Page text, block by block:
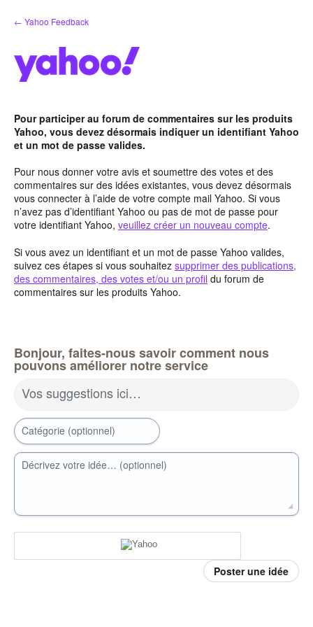
Aller
au
← Yahoo Feedback
Pour participer au forum de commentaires sur les produits
Yahoo, vous devez désormais indiquer un identifiant Yahoo
et un mot de passe valides.
Pour nous donner votre avis et soumettre des votes et des
commentaires sur des idées existantes, vous devez désormais
vous connecter à l’aide de votre compte mail Yahoo. Si vous
n’avez pas d’identifiant Yahoo ou pas de mot de passe pour
votre identifiant Yahoo, veuillez créer un nouveau compte.
Si vous avez un identifiant et un mot de passe Yahoo valides,
suivez ces étapes si vous souhaitez supprimer des publications,
des commentaires, des votes et/ou un profil du forum de
commentaires sur les produits Yahoo.
Bonjour, faites-nous savoir comment nous
pouvons améliorer notre service
Vos suggestions ici…
Catégorie (optionnel)
Décrivez votre idée… (optionnel)
Poster une idée